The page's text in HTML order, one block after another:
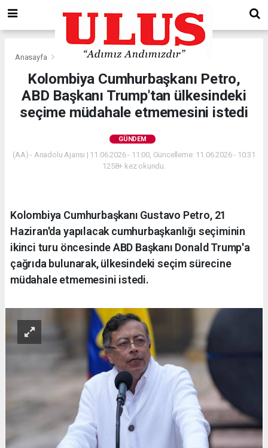
Anasayfa Gündem
Kolombiya Cumhurbaşkanı Petro,
ABD Başkanı Trump'tan ülkesindeki
seçime müdahale etmemesini istedi
GÜNDEM
(AA) - Anadolu Ajansı | 11.06.2026 - 11:00, Güncelleme: 11.06.2026 - 10:31
1258+ kez okundu.
Kolombiya Cumhurbaşkanı Gustavo Petro, 21
Haziran'da yapılacak cumhurbaşkanlığı seçiminin
ikinci turu öncesinde ABD Başkanı Donald Trump'a
çağrıda bulunarak, ülkesindeki seçim sürecine
müdahale etmemesini istedi.